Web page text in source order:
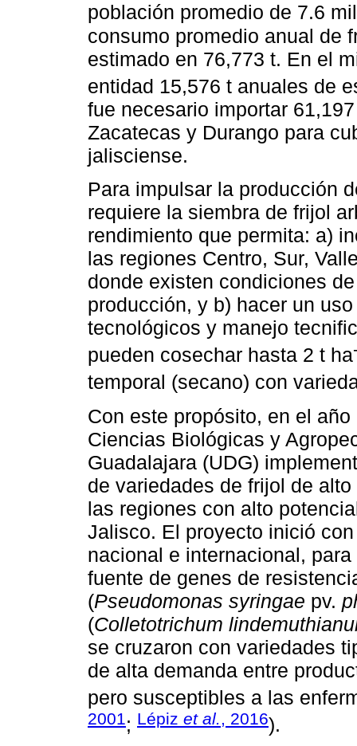
población promedio de 7.6
consumo promedio anual de
estimado en 76,773 t. En el
entidad 15,576 t anuales de
fue necesario importar
Zacatecas y Durango para
jalisciense.
Para impulsar la producción
requiere la siembra de frijol
rendimiento que permita: a)
las regiones Centro, Sur,
donde existen condiciones
producción, y b) hacer un
tecnológicos y manejo
pueden cosechar hasta 2 t ha
temporal (secano) con
Con este propósito, en el
Ciencias Biológicas y
Guadalajara (UDG)
de variedades de frijol de
las regiones con alto
Jalisco. El proyecto inició
nacional e internacional,
fuente de genes de
(Pseudomonas syringae pv.
(Colletotrichum
se cruzaron con variedades
de alta demanda entre
pero susceptibles a las
2001; Lépiz et al., 2016).